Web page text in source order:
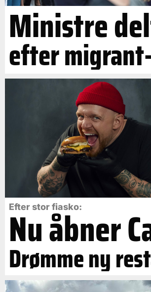
Ministre
efter
Efter stor fiasko:
Nu åbner
Drømme ny